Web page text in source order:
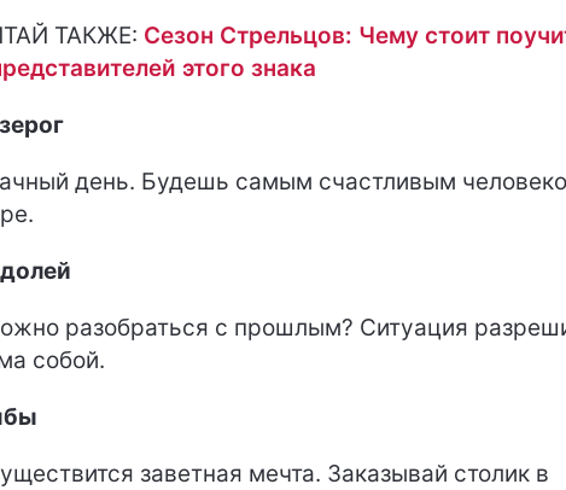
ТАКЖЕ: Сезон Стрельцов: Чему стоит
этого знака
день. Будешь самым счастливым
разобраться с прошлым? Ситуация
собой.
заветная мечта. Заказывай столик в